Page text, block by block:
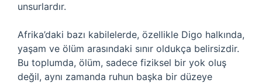
unsurlardır.
Afrika’daki bazı kabilelerde, özellikle Digo halkında,
yaşam ve ölüm arasındaki sınır oldukça belirsizdir.
Bu toplumda, ölüm, sadece fiziksel bir yok oluş
değil, aynı zamanda ruhun başka bir düzeye